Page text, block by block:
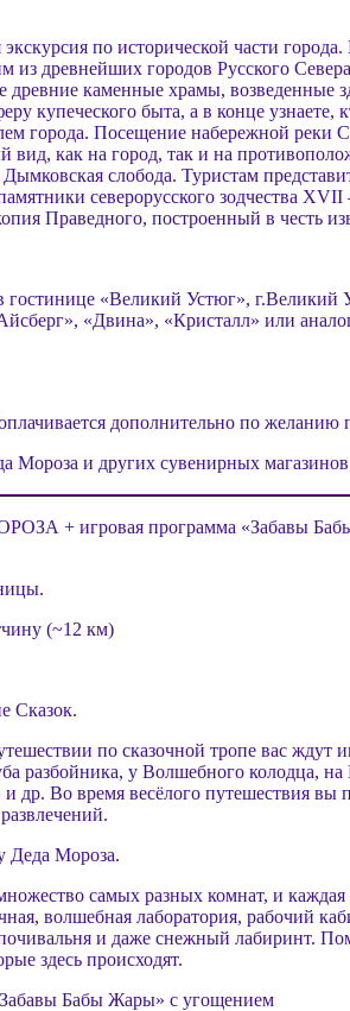
по исторической части
из древнейших городов Русского
древние каменные храмы, возведенные
купеческого быта, а в конце узнаете,
города. Посещение набережной реки
вид, как на город, так и на
слобода. Туристам
северорусского зодчества
Праведного, построенный в честь
гостинице «Великий Устюг», г.Великий
«Двина», «Кристалл» или
дополнительно по желанию
Мороза и других сувенирных
+ игровая программа «Забавы
(~12 км)
Сказок.
по сказочной тропе вас ждут
разбойника, у Волшебного колодца,
др. Во время весёлого путешествия вы
Деда Мороза.
самых разных комнат, и
волшебная лаборатория, рабочий
и даже снежный лабиринт.
здесь происходят.
Бабы Жары» с угощением